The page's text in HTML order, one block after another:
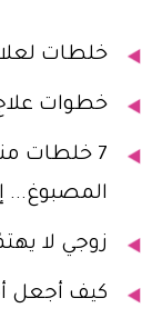
خلطات
خطوات
7 خلطات
المصبوغ...
زوجي لا
كيف أجعل